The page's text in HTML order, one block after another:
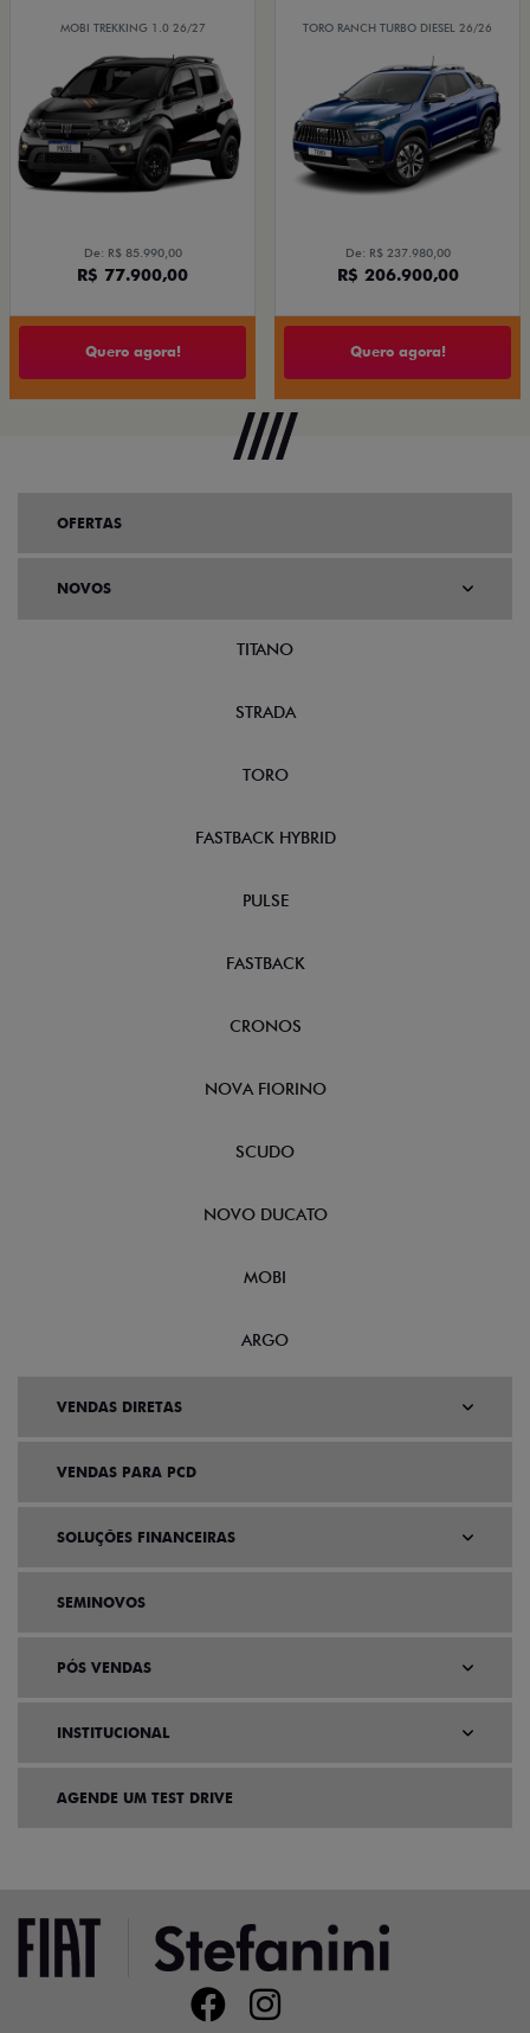
MOBI TREKKING 1.0 26/27
De: R$ 85.990,00
R$ 77.900,00
Quero agora!
TORO RANCH TURBO DIESEL 26/26
De: R$ 237.980,00
R$ 206.900,00
Quero agora!
OFERTAS
NOVOS
TITANO
STRADA
TORO
FASTBACK HYBRID
PULSE
FASTBACK
CRONOS
NOVA FIORINO
SCUDO
NOVO DUCATO
MOBI
ARGO
VENDAS DIRETAS
VENDAS PARA PCD
SOLUÇÕES FINANCEIRAS
SEMINOVOS
PÓS VENDAS
INSTITUCIONAL
AGENDE UM TEST DRIVE